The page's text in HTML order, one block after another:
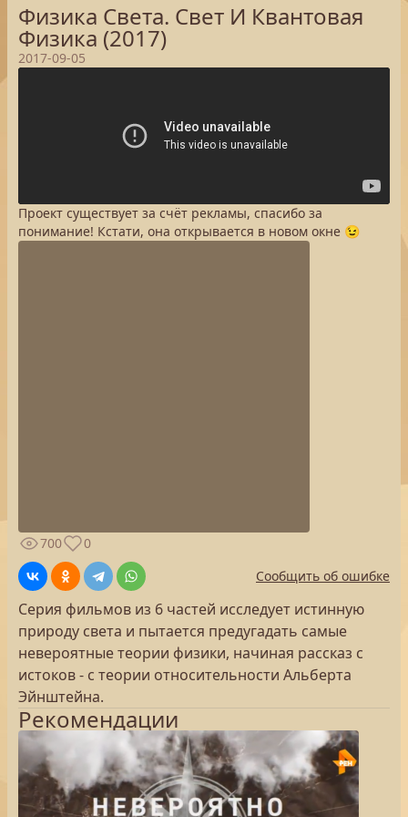
Физика Света. Свет И Квантовая
Физика (2017)
2017-09-05
Проект существует за счёт рекламы, спасибо за
понимание! Кстати, она открывается в новом окне 😉
700
0
Сообщить об ошибке
Серия фильмов из 6 частей исследует истинную
природу света и пытается предугадать самые
невероятные теории физики, начиная рассказ с
истоков - с теории относительности Альберта
Эйнштейна.
Рекомендации